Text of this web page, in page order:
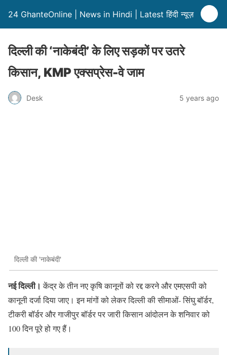
24 GhanteOnline | News in Hindi | Latest हिंदी न्यूज़
दिल्ली की ‘नाकेबंदी’ के लिए सड़कों पर उतरे
किसान, KMP एक्सप्रेस-वे जाम
Desk 5 years ago
दिल्ली की 'नाकेबंदी'
नई दिल्ली। केंद्र के तीन नए कृषि कानूनों को रद्द करने और एमएसपी को
कानूनी दर्जा दिया जाए। इन मांगों को लेकर दिल्ली की सीमाओं- सिंघु बॉर्डर,
टीकरी बॉर्डर और गाजीपुर बॉर्डर पर जारी किसान आंदोलन के शनिवार को
100 दिन पूरे हो गए हैं।